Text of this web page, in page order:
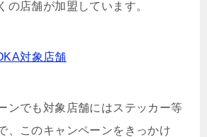
の店舗が加盟しています。
対象店舗
ンでも対象店舗にはステッカー等
、このキャンペーンをきっかけ